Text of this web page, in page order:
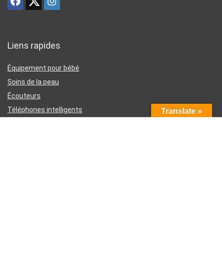
Liens rapides
Équipement pour bébé
Soins de la peau
Écouteurs
Téléphones intelligents
Translate »